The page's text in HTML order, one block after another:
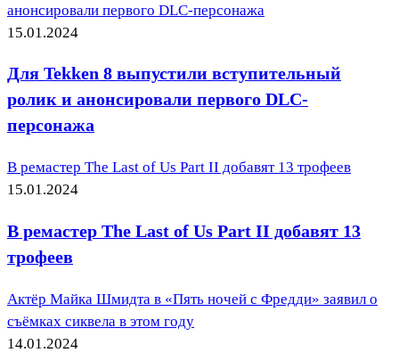
анонсировали первого DLC-персонажа
15.01.2024
Для Tekken 8 выпустили вступительный
ролик и анонсировали первого DLC-
персонажа
В ремастер The Last of Us Part II добавят 13 трофеев
15.01.2024
В ремастер The Last of Us Part II добавят 13
трофеев
Актёр Майка Шмидта в «Пять ночей с Фредди» заявил о
съёмках сиквела в этом году
14.01.2024